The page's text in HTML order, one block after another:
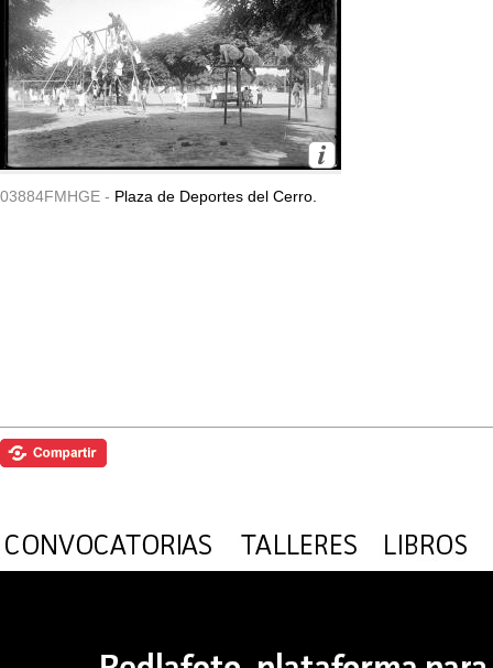
03884FMHGE - Plaza de Deportes del Cerro.